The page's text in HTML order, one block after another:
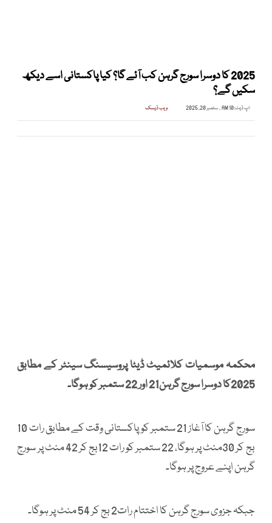
2025 کا دوسرا سورج گرہن کب آئے گا؟ کیا پاکستانی اسے دیکھ
سکیں گے؟
اپ ڈیٹ:10 AM , ستمبر 20, 2025 ویب ڈیسک
محکمہ موسمیات کلائمیٹ ڈیٹا پروسیسنگ سینٹر کے مطابق
2025کا دوسرا سورج گرہن21 اور 22 ستمبر کو ہوگا۔
سورج گرہن کا آغاز 21 ستمبر کو پاکستانی وقت کے مطابق رات 10
بج کر 30منٹ پر ہوگا، 22 ستمبر کو رات 12بج کر 42 منٹ پر سورج
گرہن اپنے عروج پر ہوگا۔
جبکہ جزوی سورج گرہن کا اختتام رات2 بج کر 54 منٹ پر ہوگا۔